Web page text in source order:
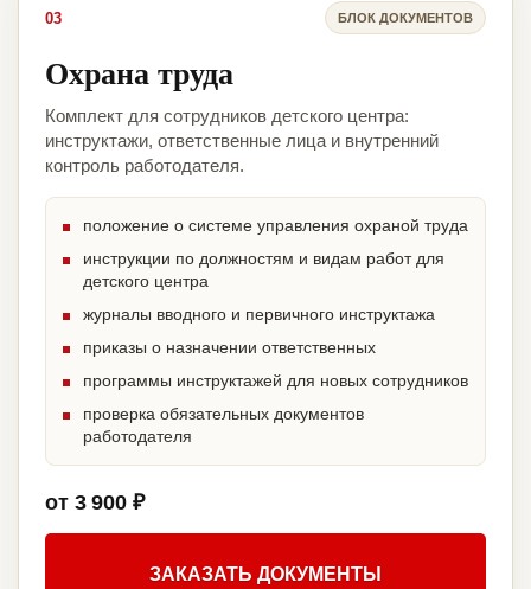
03 БЛОК ДОКУМЕНТОВ
Охрана труда
Комплект для сотрудников детского центра:
инструктажи, ответственные лица и внутренний
контроль работодателя.
положение о системе управления охраной труда
инструкции по должностям и видам работ для
детского центра
журналы вводного и первичного инструктажа
приказы о назначении ответственных
программы инструктажей для новых сотрудников
проверка обязательных документов
работодателя
от 3 900 ₽
ЗАКАЗАТЬ ДОКУМЕНТЫ